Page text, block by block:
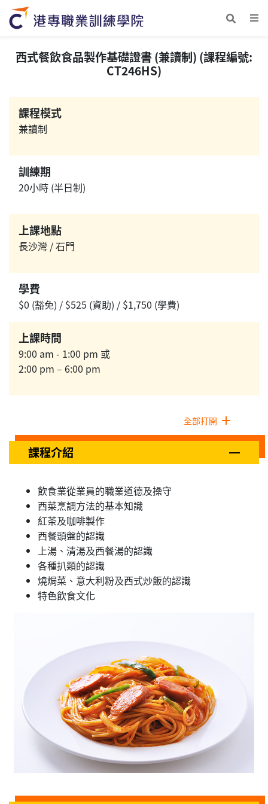
西式餐飲食品製作基礎證書 (兼讀制) (課程編號:
CT246HS)
課程模式
兼讀制
訓練期
20小時 (半日制)
上課地點
長沙灣 / 石門
學費
$0 (豁免) / $525 (資助) / $1,750 (學費)
上課時間
9:00 am - 1:00 pm 或
2:00 pm – 6:00 pm
全部打開
課程介紹
飲食業從業員的職業道德及操守
西菜烹調方法的基本知識
紅茶及咖啡製作
西餐頭盤的認識
上湯、清湯及西餐湯的認識
各種扒類的認識
燒焗菜、意大利粉及西式炒飯的認識
特色飲食文化